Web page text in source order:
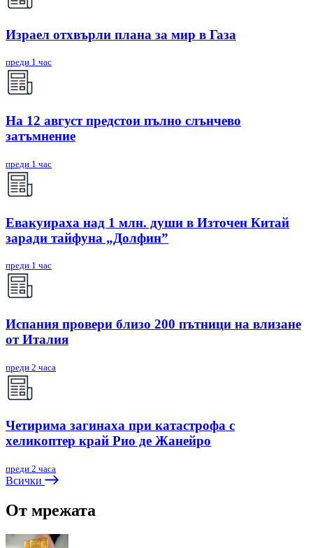
Израел отхвърли плана за мир в Газа
преди 1 час
На 12 август предстои пълно слънчево
затъмнение
преди 1 час
Евакуираха над 1 млн. души в Източен Китай
заради тайфуна „Долфин”
преди 1 час
Испания провери близо 200 пътници на влизане
от Италия
преди 2 часа
Четирима загинаха при катастрофа с
хеликоптер край Рио де Жанейро
преди 2 часа
Всички
От мрежата